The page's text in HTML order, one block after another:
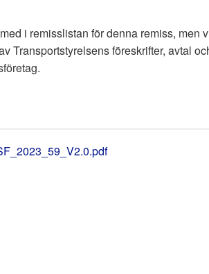
i remisslistan för denna remiss, men
Transportstyrelsens föreskrifter, avtal